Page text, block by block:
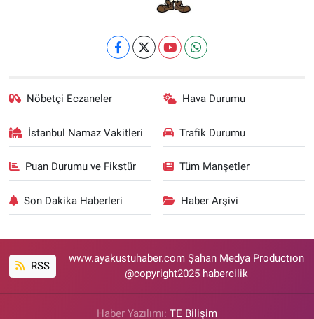
Nöbetçi Eczaneler Hava Durumu
İstanbul Namaz Vakitleri Trafik Durumu
Puan Durumu ve Fikstür Tüm Manşetler
Son Dakika Haberleri Haber Arşivi
RSS
www.ayakustuhaber.com Şahan Medya Productıon
@copyright2025 habercilik
Haber Yazılımı: TE Bilişim